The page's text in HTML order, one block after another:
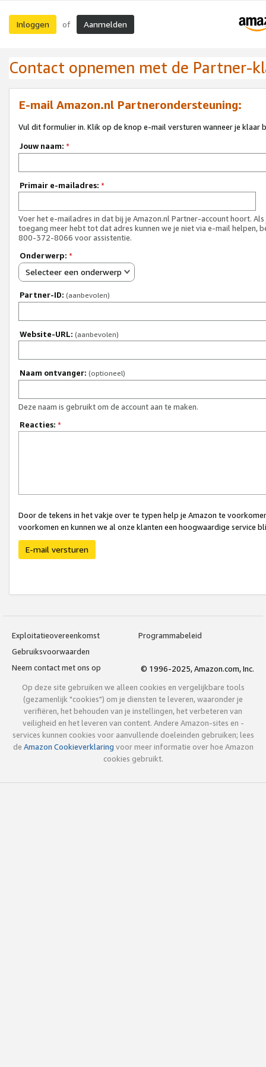
Inloggen of Aanmelden
Contact opnemen met de Partner-
E-mail Amazon.nl Partnerondersteuning:
Vul dit formulier in. Klik op de knop e-mail versturen wanneer je klaar
Jouw naam: *
Primair e-mailadres: *
Voer het e-mailadres in dat bij je Amazon.nl Partner-account hoort. Als
toegang meer hebt tot dat adres kunnen we je niet via e-mail helpen,
800-372-8066 voor assistentie.
Onderwerp: *
Selecteer een onderwerp
Partner-ID: (aanbevolen)
Website-URL: (aanbevolen)
Naam ontvanger: (optioneel)
Deze naam is gebruikt om de account aan te maken.
Reacties: *
Door de tekens in het vakje over te typen help je Amazon te
voorkomen en kunnen we al onze klanten een hoogwaardige service
E-mail versturen
Exploitatieovereenkomst
Programmabeleid
Gebruiksvoorwaarden
Neem contact met ons op
© 1996-2025, Amazon.com, Inc.
Op deze site gebruiken we alleen cookies en vergelijkbare tools
(gezamenlijk "cookies") om je diensten te leveren, waaronder je
verifiëren, het behouden van je instellingen, het verbeteren van
veiligheid en het leveren van content. Andere Amazon-sites en -
services kunnen cookies voor aanvullende doeleinden gebruiken; lees
de Amazon Cookieverklaring voor meer informatie over hoe Amazon
cookies gebruikt.